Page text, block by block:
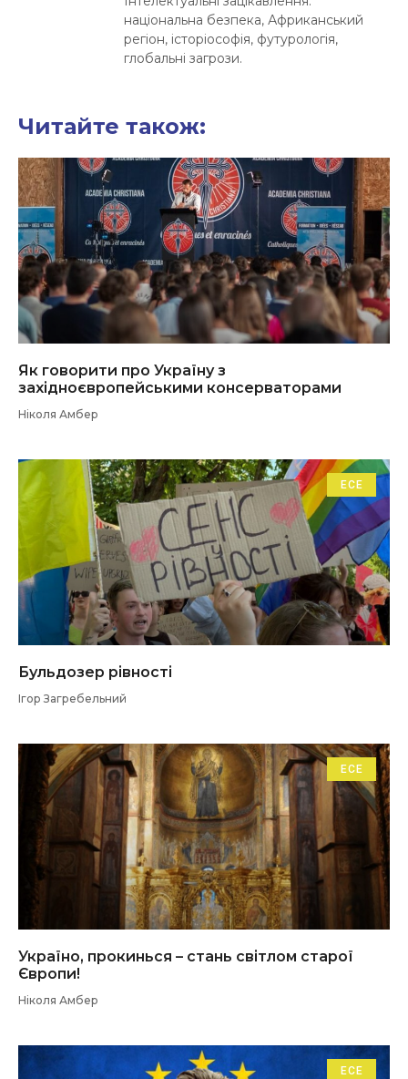
національна безпека, Африканський
регіон, історіософія, футурологія,
глобальні загрози.
Читайте також:
Як говорити про Україну з
західноєвропейськими консерваторами
Ніколя Амбер
ЕСЕ
Бульдозер рівності
Ігор Загребельний
ЕСЕ
Україно, прокинься – стань світлом старої
Європи!
Ніколя Амбер
ЕСЕ